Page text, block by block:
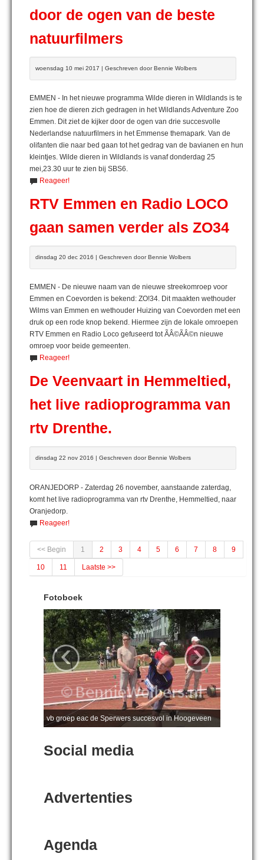
door de ogen van de beste
natuurfilmers
woensdag 10 mei 2017 | Geschreven door Bennie Wolbers
EMMEN - In het nieuwe programma Wilde dieren in Wildlands is te
zien hoe de dieren zich gedragen in het Wildlands Adventure Zoo
Emmen. Dit ziet de kijker door de ogen van drie succesvolle
Nederlandse natuurfilmers in het Emmense themapark. Van de
olifanten die naar bed gaan tot het gedrag van de bavianen en hun
kleintjes. Wilde dieren in Wildlands is vanaf donderdag 25
mei,23.30 uur te zien bij SBS6.
Reageer!
RTV Emmen en Radio LOCO
gaan samen verder als ZO34
dinsdag 20 dec 2016 | Geschreven door Bennie Wolbers
EMMEN - De nieuwe naam van de nieuwe streekomroep voor
Emmen en Coevorden is bekend: ZO!34. Dit maakten wethouder
Wilms van Emmen en wethouder Huizing van Coevorden met een
druk op een rode knop bekend. Hiermee zijn de lokale omroepen
RTV Emmen en Radio Loco gefuseerd tot ÃÂ©ÃÂ©n nieuwe
omroep voor beide gemeenten.
Reageer!
De Veenvaart in Hemmeltied,
het live radioprogramma van
rtv Drenthe.
dinsdag 22 nov 2016 | Geschreven door Bennie Wolbers
ORANJEDORP - Zaterdag 26 november, aanstaande zaterdag,
komt het live radioprogramma van rtv Drenthe, Hemmeltied, naar
Oranjedorp.
Reageer!
<< Begin 1 2 3 4 5 6 7 8 9
10 11 Laatste >>
Fotoboek
vb groep eac de Sperwers succesvol in Hoogeveen
‹ ›
Social media
Advertenties
Agenda